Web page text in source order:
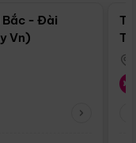
Bắc - Đài
Vn)